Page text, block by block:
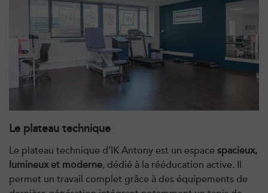
Le plateau technique
Le plateau technique d’IK Antony est un espace spacieux,
lumineux et moderne, dédié à la rééducation active. Il
permet un travail complet grâce à des équipements de
PRENDRE RDV
IK Paris 6 – Cassette
PRENDRE RDV
PRENDRE RDV
Kinésithérapie